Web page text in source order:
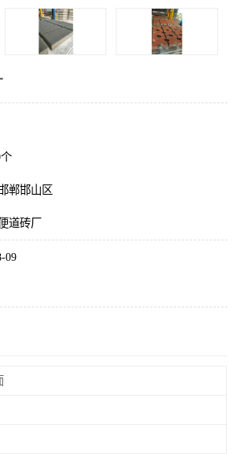
郸邯山区
道砖厂
09